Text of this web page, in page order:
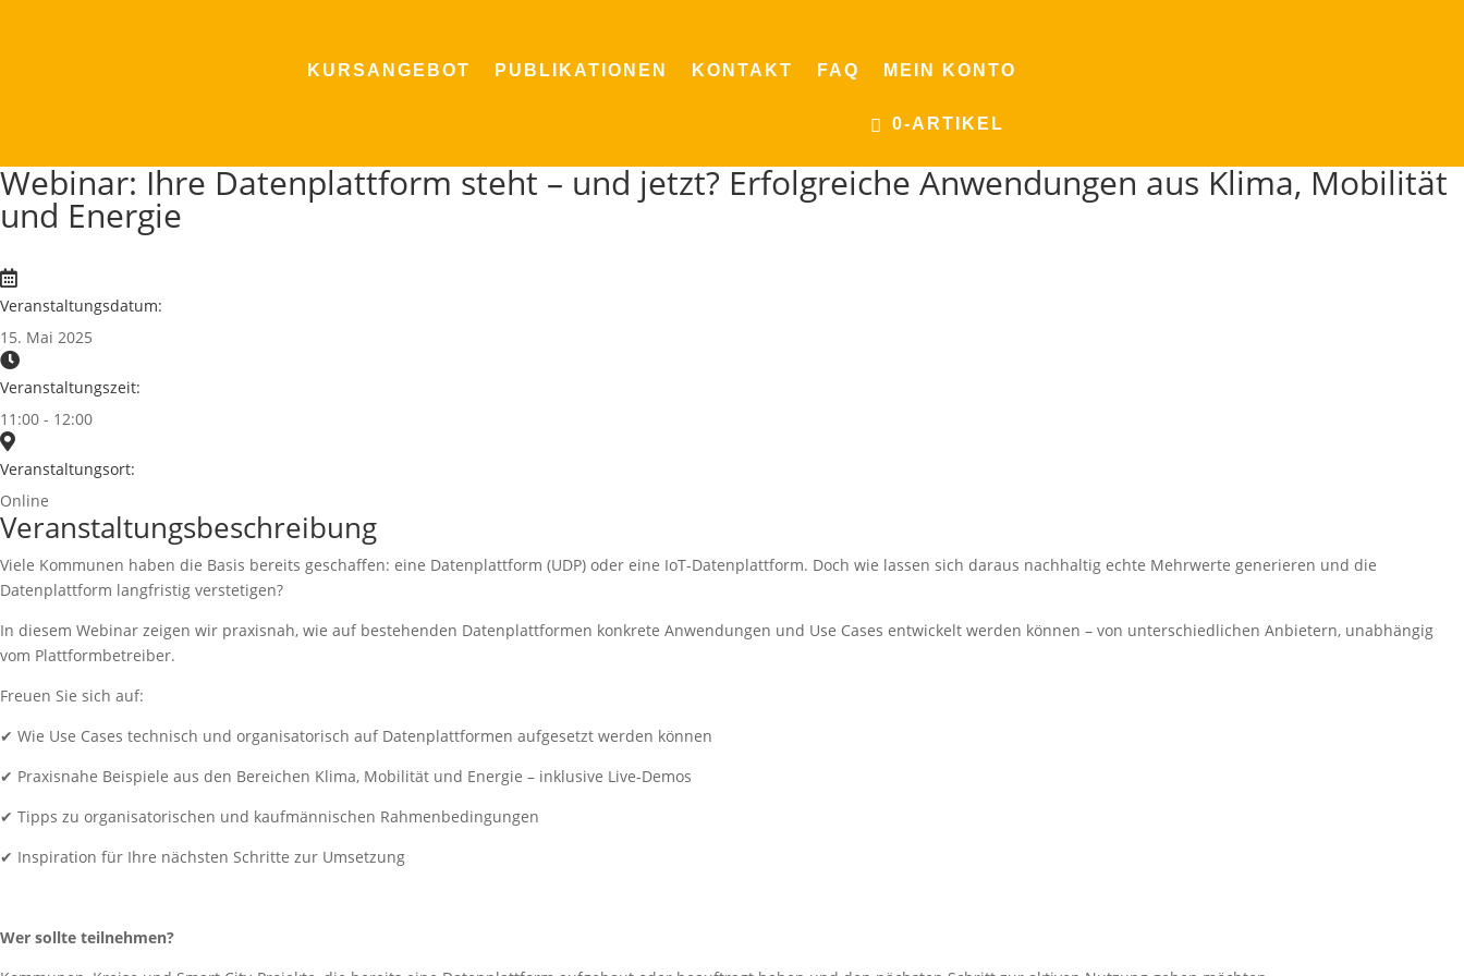
KURSANGEBOT PUBLIKATIONEN KONTAKT FAQ MEIN KONTO
0-ARTIKEL
Webinar: Ihre Datenplattform steht – und jetzt? Erfolgreiche Anwendungen aus Klima, Mobilität
und Energie
Veranstaltungsdatum:
15. Mai 2025
Veranstaltungszeit:
11:00 - 12:00
Veranstaltungsort:
Online
Veranstaltungsbeschreibung
Viele Kommunen haben die Basis bereits geschaffen: eine Datenplattform (UDP) oder eine IoT-Datenplattform. Doch wie lassen sich daraus nachhaltig echte Mehrwerte generieren und die
Datenplattform langfristig verstetigen?
In diesem Webinar zeigen wir praxisnah, wie auf bestehenden Datenplattformen konkrete Anwendungen und Use Cases entwickelt werden können – von unterschiedlichen Anbietern, unabhängig
vom Plattformbetreiber.
Freuen Sie sich auf:
✔ Wie Use Cases technisch und organisatorisch auf Datenplattformen aufgesetzt werden können
✔ Praxisnahe Beispiele aus den Bereichen Klima, Mobilität und Energie – inklusive Live-Demos
✔ Tipps zu organisatorischen und kaufmännischen Rahmenbedingungen
✔ Inspiration für Ihre nächsten Schritte zur Umsetzung
Wer sollte teilnehmen?